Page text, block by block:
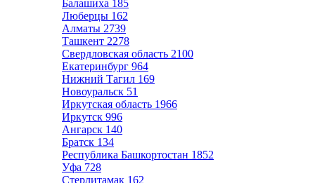
Балашиха 185
Люберцы 162
Алматы 2739
Ташкент 2278
Свердловская область 2100
Екатеринбург 964
Нижний Тагил 169
Новоуральск 51
Иркутская область 1966
Иркутск 996
Ангарск 140
Братск 134
Республика Башкортостан 1852
Уфа 728
Стерлитамак 162